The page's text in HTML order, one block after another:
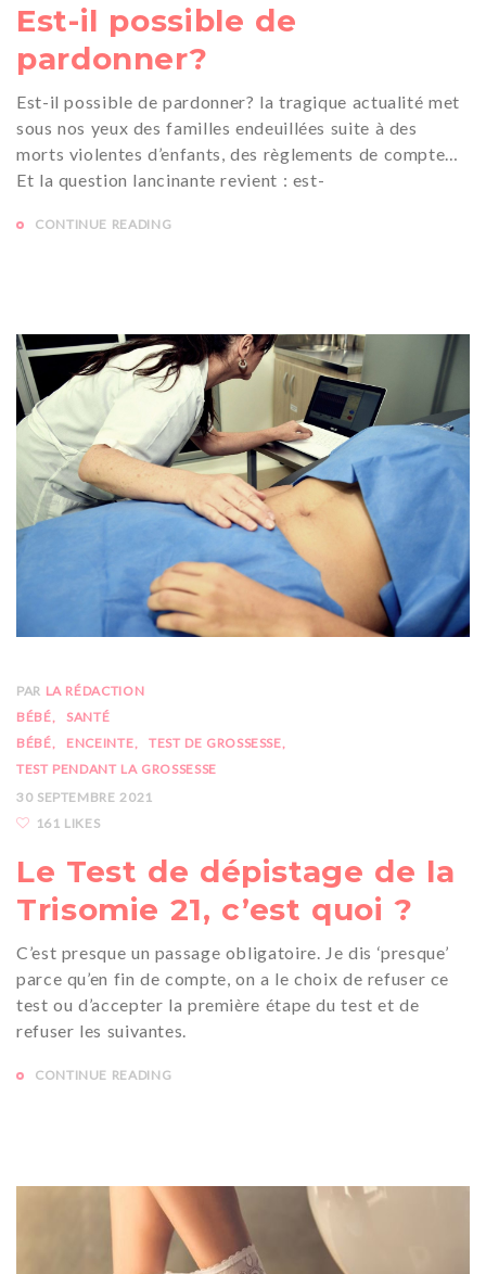
Est-il possible de
pardonner?
Est-il possible de pardonner? la tragique actualité met
sous nos yeux des familles endeuillées suite à des
morts violentes d’enfants, des règlements de compte…
Et la question lancinante revient : est-
CONTINUE READING
PAR LA RÉDACTION
BÉBÉ
SANTÉ
BÉBÉ
ENCEINTE
TEST DE GROSSESSE
TEST PENDANT LA GROSSESSE
30 SEPTEMBRE 2021
161 LIKES
Le Test de dépistage de la
Trisomie 21, c’est quoi ?
C’est presque un passage obligatoire. Je dis ‘presque’
parce qu’en fin de compte, on a le choix de refuser ce
test ou d’accepter la première étape du test et de
refuser les suivantes.
CONTINUE READING